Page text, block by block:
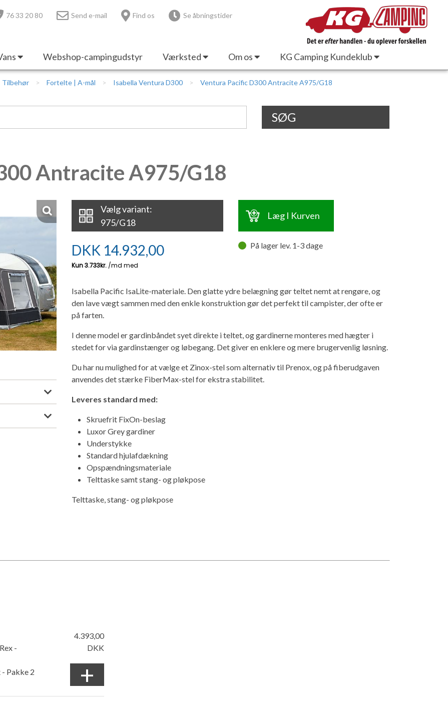
76 33 20 80 Send e-mail Find os Se åbningstider
Webshop-campingudstyr Værksted Om os KG Camping Kundeklub
Tilbehør Fortelte | A-mål Isabella Ventura D300 Ventura Pacific D300 Antracite A975/G18
SØG
Antracite A975/G18
Vælg variant:
975/G18
Læg I Kurven
DKK 14.932,00 På lager lev. 1-3 dage
Isabella Pacific IsaLite-materiale. Den glatte ydre belægning gør teltet nemt at rengøre, og
den lave vægt sammen med den enkle konstruktion gør det perfekt til campister, der ofte er
på farten.
I denne model er gardinbåndet syet direkte i teltet, og gardinerne monteres med hægter i
stedet for via gardinstænger og løbegang. Det giver en enklere og mere brugervenlig løsning.
Du har nu mulighed for at vælge et Zinox-stel som alternativ til Prenox, og på fiberudgaven
anvendes det stærke FiberMax-stel for ekstra stabilitet.
Leveres standard med:
Skruefrit FixOn-beslag
Luxor Grey gardiner
Understykke
Standard hjulafdækning
Opspændningsmateriale
Telttaske samt stang- og pløkpose
Telttaske, stang- og pløkpose
-
Pakke 2
4.393,00
DKK
+